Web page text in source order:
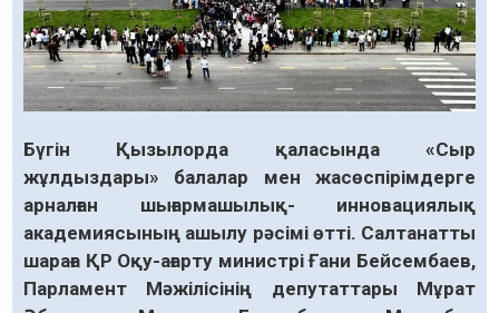
Бүгін Қызылорда қаласында «Сыр
жұлдыздары» балалар мен жасөспірімдерге
арналған шығармашылық- инновациялық
академиясының ашылу рәсімі өтті. Салтанатты
шараға ҚР Оқу-ағарту министрі Ғани Бейсембаев,
Парламент Мәжілісінің депутаттары Мұрат